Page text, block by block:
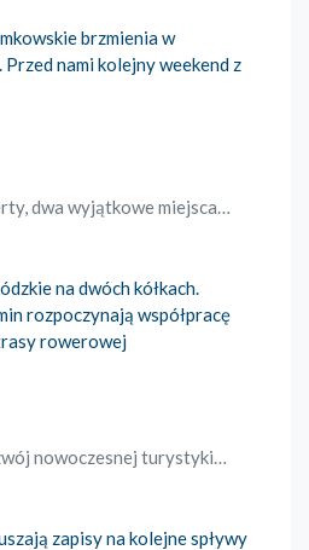
brzmienia w
nami kolejny weekend z
dwa wyjątkowe miejsca…
na dwóch kółkach.
rozpoczynają współpracę
rowerowej
nowoczesnej turystyki…
zapisy na kolejne spływy